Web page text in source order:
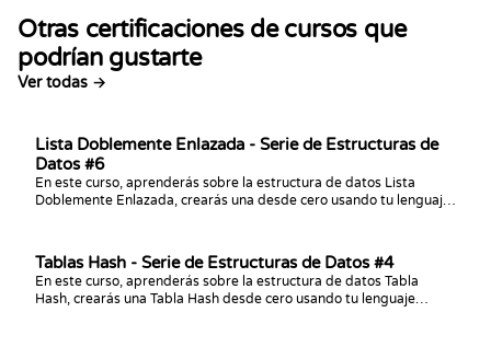
Otras certificaciones de cursos que
podrían gustarte
Ver todas →
Lista Doblemente Enlazada - Serie de Estructuras de
Datos #6
En este curso, aprenderás sobre la estructura de datos Lista
Doblemente Enlazada, crearás una desde cero usando tu lenguaje
Tablas Hash - Serie de Estructuras de Datos #4
En este curso, aprenderás sobre la estructura de datos Tabla
Hash, crearás una Tabla Hash desde cero usando tu lenguaje